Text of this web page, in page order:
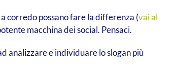
corredo possano fare la differenza (vai al
macchina dei social. Pensaci.
analizzare e individuare lo slogan più